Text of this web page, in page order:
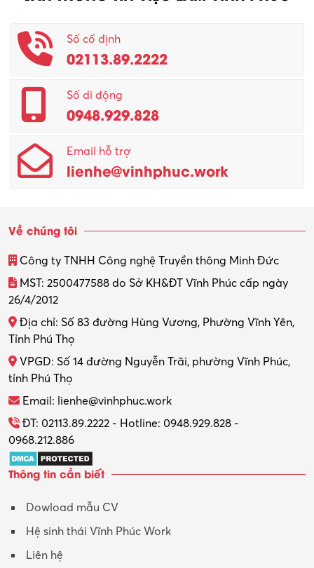
Phục vụ khác
Promotion Girl (PG)
Quản lý – Giám đốc
Quản lý chất lượng – QC
Quản lý sản xuất
Quản trị kinh doanh
Thiết kế nội thất
Thợ máy – Ô tô – Xe máy
Thực tập
Tổ chức sự kiện – Quà tặng
Trợ lý
Tư vấn
Tư vấn – Kiến trúc
Số cố định
02113.89.2222
Số di động
0948.929.828
Email hỗ trợ
lienhe@vinhphuc.work
Về chúng tôi
Công ty TNHH Công nghệ Truyền thông Minh Đức
MST: 2500477588 do Sở KH&ĐT Vĩnh Phúc cấp ngày
26/4/2012
Địa chỉ: Số 83 đường Hùng Vương, Phường Vĩnh Yên,
Tỉnh Phú Thọ
VPGD: Số 14 đường Nguyễn Trãi, phường Vĩnh Phúc,
tỉnh Phú Thọ
Email: lienhe@vinhphuc.work
ĐT: 02113.89.2222 - Hotline: 0948.929.828 -
0968.212.886
Thông tin cần biết
Dowload mẫu CV
Hệ sinh thái Vĩnh Phúc Work
Liên hệ